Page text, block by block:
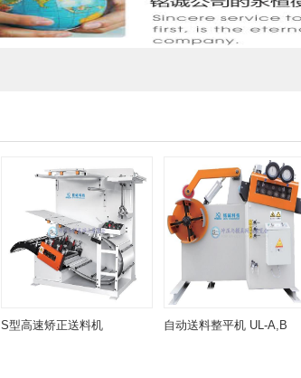
S型高速矫正送料机 自动送料整平机 UL-A,B